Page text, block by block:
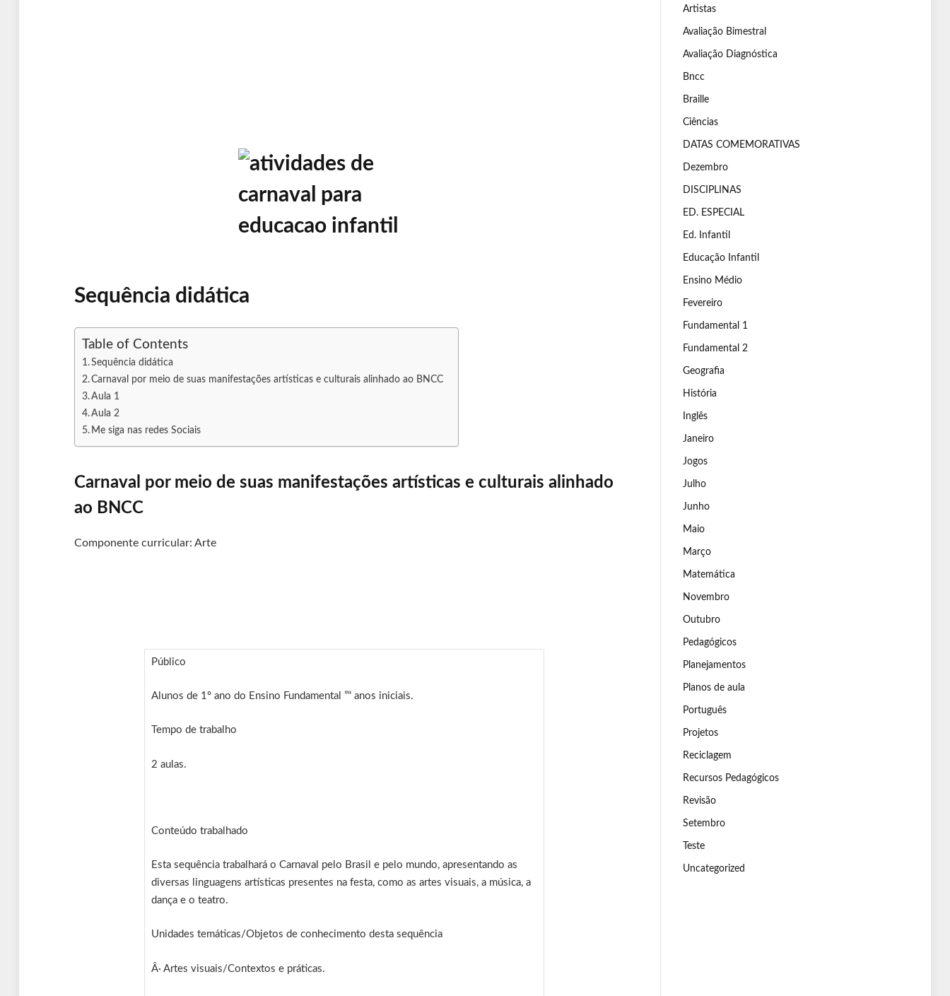
Sequência didática
Table of Contents
Sequência didática
Carnaval por meio de suas manifestações artísticas e culturais alinhado ao BNCC
Aula 1
Aula 2
Me siga nas redes Sociais
Carnaval por meio de suas manifestações artísticas e culturais alinhado
ao BNCC
Componente curricular: Arte
Público
Alunos de 1º ano do Ensino Fundamental ”“ anos iniciais.
Tempo de trabalho
2 aulas.
Conteúdo trabalhado
Esta sequência trabalhará o Carnaval pelo Brasil e pelo mundo, apresentando as
diversas linguagens artísticas presentes na festa, como as artes visuais, a música, a
dança e o teatro.
Unidades temáticas/Objetos de conhecimento desta sequência
Â· Artes visuais/Contextos e práticas.
Artistas
Avaliação Bimestral
Avaliação Diagnóstica
Bncc
Braille
Ciências
DATAS COMEMORATIVAS
Dezembro
DISCIPLINAS
ED. ESPECIAL
Ed. Infantil
Educação Infantil
Ensino Médio
Fevereiro
Fundamental 1
Fundamental 2
Geografia
História
Inglês
Janeiro
Jogos
Julho
Junho
Maio
Março
Matemática
Novembro
Outubro
Pedagógicos
Planejamentos
Planos de aula
Português
Projetos
Reciclagem
Recursos Pedagógicos
Revisão
Setembro
Teste
Uncategorized